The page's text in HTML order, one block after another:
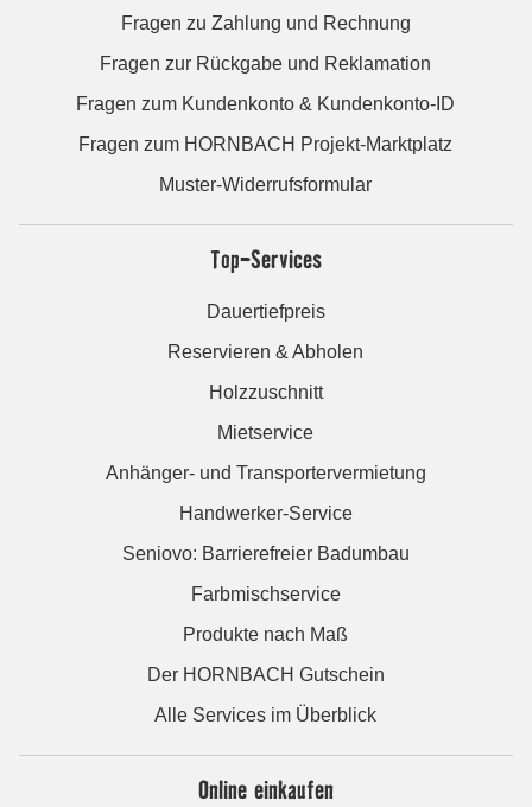
Fragen zu Zahlung und Rechnung
Fragen zur Rückgabe und Reklamation
Fragen zum Kundenkonto & Kundenkonto-ID
Fragen zum HORNBACH Projekt-Marktplatz
Muster-Widerrufsformular
Top-Services
Dauertiefpreis
Reservieren & Abholen
Holzzuschnitt
Mietservice
Anhänger- und Transportervermietung
Handwerker-Service
Seniovo: Barrierefreier Badumbau
Farbmischservice
Produkte nach Maß
Der HORNBACH Gutschein
Alle Services im Überblick
Online einkaufen